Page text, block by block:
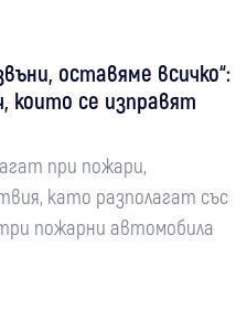
оставяме всичко“:
които се изправят
при пожари,
като разполагат със
пожарни автомобила